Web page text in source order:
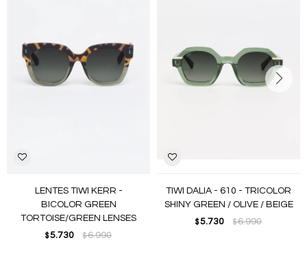
LENTES TIWI KERR -
BICOLOR GREEN
TORTOISE/GREEN LENSES
$5.730 $6.990
TIWI DALIA - 610 - TRICOLOR
SHINY GREEN / OLIVE / BEIGE
$5.730 $6.990